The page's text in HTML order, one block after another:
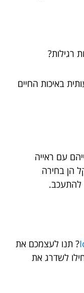
רגילות?
באיכות החיים
עם ראייה
הן בחירה
להתעכב.
? תנו לעצמכם את
לשדרג את